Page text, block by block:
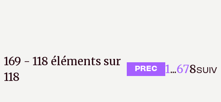
169 - 118 éléments sur
118
PREC 1...678SUIV